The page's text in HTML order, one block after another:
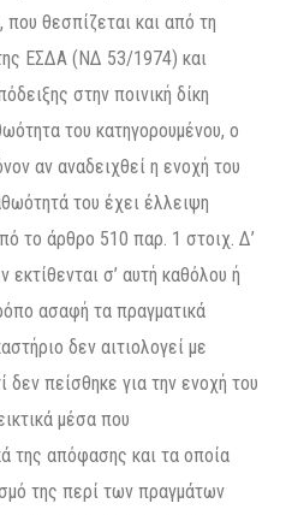
θεσπίζεται και από τη
ΕΣΔΑ (ΝΔ 53/1974) και
στην ποινική δίκη
του κατηγορουμένου, ο
αν αναδειχθεί η ενοχή του
του έχει έλλειψη
το άρθρο 510 παρ. 1 στοιχ. Δ’
σ’ αυτή καθόλου ή
ασαφή τα πραγματικά
δεν αιτιολογεί με
δεν πείσθηκε για την ενοχή του
μέσα που
της απόφασης και τα οποία
της περί των πραγμάτων